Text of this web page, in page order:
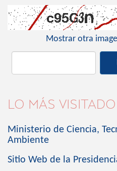
Mostrar otra
LO MÁS VISITADO
Ministerio de Ciencia,
Ambiente
Sitio Web de la